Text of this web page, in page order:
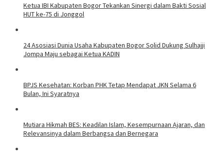
Ketua IBI Kabupaten Bogor Tekankan Sinergi dalam Bakti Sosial
HUT ke-75 di Jonggol
24 Asosiasi Dunia Usaha Kabupaten Bogor Solid Dukung Sulhajji
Jompa Maju sebagai Ketua KADIN
BPJS Kesehatan: Korban PHK Tetap Mendapat JKN Selama 6
Bulan, Ini Syaratnya
Mutiara Hikmah BES: Keadilan Islam, Kesempurnaan Ajaran, dan
Relevansinya dalam Berbangsa dan Bernegara